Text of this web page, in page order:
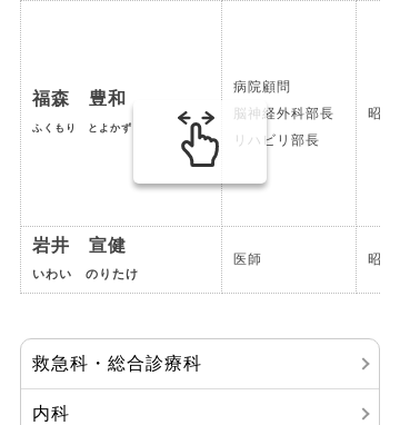
福森 豊和
ふくもり とよかず
病院顧問
脳神経外科部長
リハビリ部長
昭和
岩井 宣健
いわい のりたけ
医師 昭和
救急科・総合診療科
内科